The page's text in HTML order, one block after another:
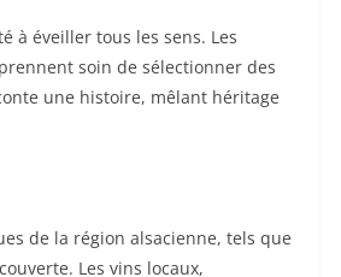
à éveiller tous les sens. Les
soin de sélectionner des
une histoire, mêlant héritage
de la région alsacienne, tels que
Les vins locaux,